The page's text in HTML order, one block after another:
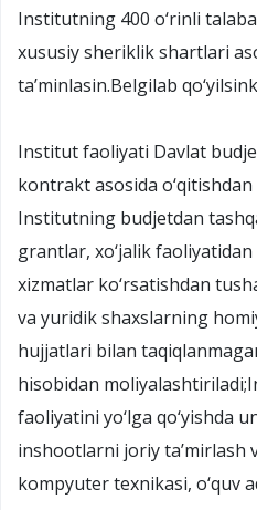
Institutning 400 o‘rinli
xususiy sheriklik shartlari
ta’minlasin.Belgilab
Institut faoliyati Davlat
kontrakt asosida
Institutning budjetdan
grantlar, xo‘jalik
xizmatlar ko‘rsatishdan
va yuridik shaxslarning
hujjatlari bilan
hisobidan
faoliyatini yo‘lga qo‘yishda
inshootlarni joriy ta’mirlash
kompyuter texnikasi, o‘quv